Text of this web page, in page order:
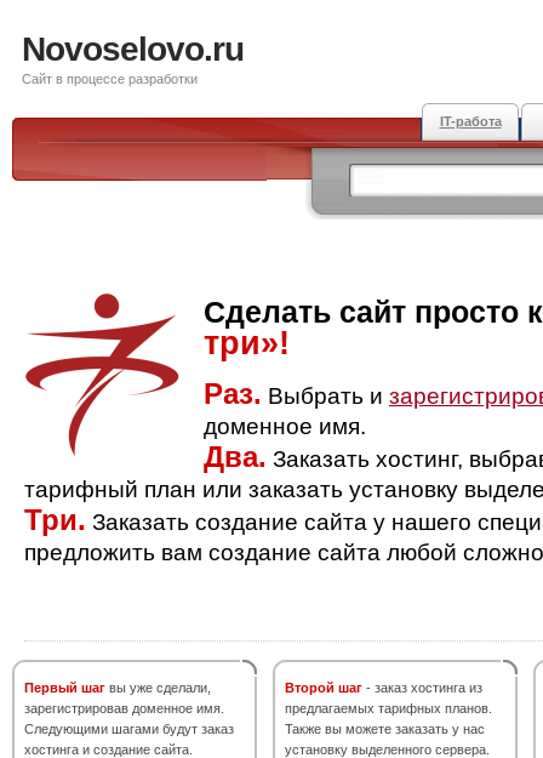
Novoselovo.ru
Сайт в процессе разработки
IT-работа
Сделать сайт просто
три»!
Раз. Выбрать и
доменное имя.
Два. Заказать хостинг,
тарифный план или заказать установку
Три. Заказать создание сайта у нашего
предложить вам создание сайта любой
Первый шаг вы уже сделали,
зарегистрировав доменное имя.
Следующими шагами будут заказ
хостинга и создание сайта.
Второй шаг - заказ хостинга из
предлагаемых тарифных планов.
Также вы можете заказать у нас
установку выделенного сервера.